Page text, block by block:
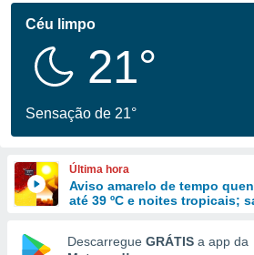
para
e
forma
Céu limpo
21°
Sensação de 21°
Última hora
Aviso amarelo de tempo
até 39 ºC e noites tropicais;
Descarregue GRÁTIS a app da